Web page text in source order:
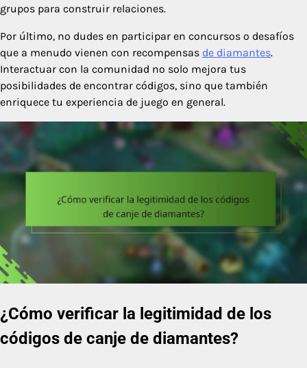
grupos para construir relaciones.
Por último, no dudes en participar en concursos o desafíos
que a menudo vienen con recompensas de diamantes.
Interactuar con la comunidad no solo mejora tus
posibilidades de encontrar códigos, sino que también
enriquece tu experiencia de juego en general.
¿Cómo verificar la legitimidad de los
códigos de canje de diamantes?